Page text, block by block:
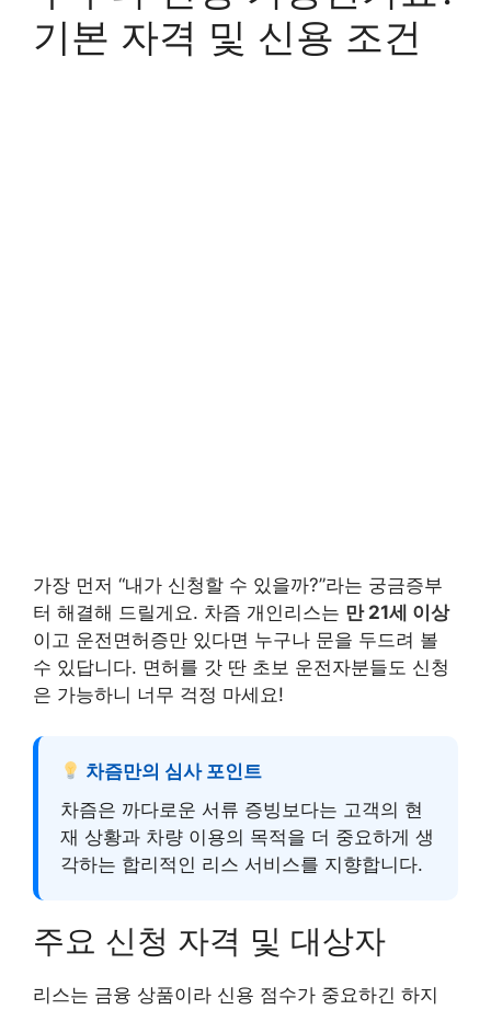
기본 자격 및 신용 조건
가장 먼저 “내가 신청할 수 있을까?”라는 궁금증부
터 해결해 드릴게요. 차즘 개인리스는 만 21세 이상
이고 운전면허증만 있다면 누구나 문을 두드려 볼
수 있답니다. 면허를 갓 딴 초보 운전자분들도 신청
은 가능하니 너무 걱정 마세요!
차즘만의 심사 포인트
차즘은 까다로운 서류 증빙보다는 고객의 현
재 상황과 차량 이용의 목적을 더 중요하게 생
각하는 합리적인 리스 서비스를 지향합니다.
주요 신청 자격 및 대상자
리스는 금융 상품이라 신용 점수가 중요하긴 하지